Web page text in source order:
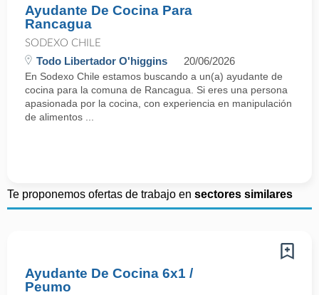
Ayudante De Cocina Para
Rancagua
SODEXO CHILE
Todo Libertador O'higgins 20/06/2026
En Sodexo Chile estamos buscando a un(a) ayudante de
cocina para la comuna de Rancagua. Si eres una persona
apasionada por la cocina, con experiencia en manipulación
de alimentos ...
Te proponemos ofertas de trabajo en sectores similares
Ayudante De Cocina 6x1 /
Peumo